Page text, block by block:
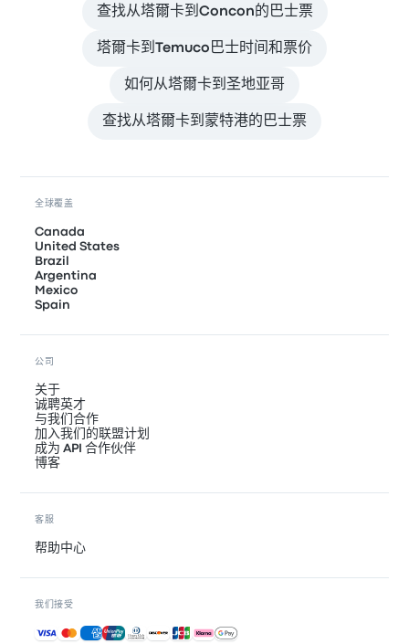
查找从塔爾卡到Concon的巴士票
塔爾卡到Temuco巴士时间和票价
如何从塔爾卡到圣地亚哥
查找从塔爾卡到蒙特港的巴士票
全球覆盖
Canada
United States
Brazil
Argentina
Mexico
Spain
公司
关于
诚聘英才
与我们合作
加入我们的联盟计划
成为 API 合作伙伴
博客
客服
帮助中心
我们接受
接受的付款方式